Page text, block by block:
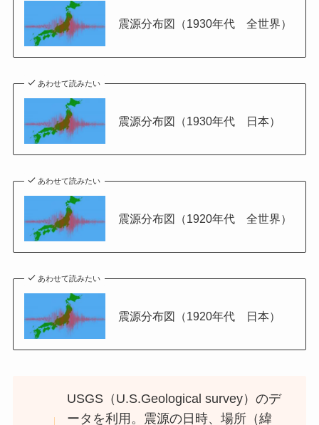
震源分布図（1930年代 全世界）
あわせて読みたい
震源分布図（1930年代 日本）
あわせて読みたい
震源分布図（1920年代 全世界）
あわせて読みたい
震源分布図（1920年代 日本）
USGS（U.S.Geological survey）のデ
ータを利用。震源の日時、場所（緯